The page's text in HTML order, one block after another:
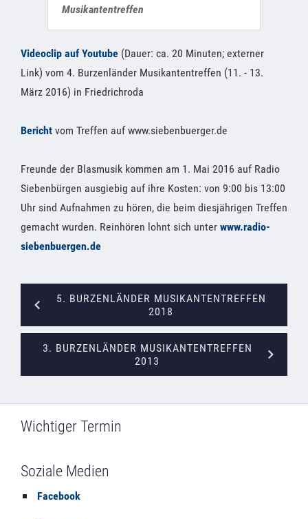
Musikantentreffen
Videoclip auf Youtube (Dauer: ca. 20 Minuten; externer
Link) vom 4. Burzenländer Musikantentreffen (11. - 13.
März 2016) in Friedrichroda
Bericht vom Treffen auf www.siebenbuerger.de
Freunde der Blasmusik kommen am 1. Mai 2016 auf Radio
Siebenbürgen ausgiebig auf ihre Kosten: von 9:00 bis 13:00
Uhr sind Aufnahmen zu hören, die beim diesjährigen Treffen
gemacht wurden. Reinhören lohnt sich unter www.radio-
siebenbuergen.de
5. BURZENLÄNDER MUSIKANTENTREFFEN
2018
3. BURZENLÄNDER MUSIKANTENTREFFEN
2013
Wichtiger Termin
Soziale Medien
Facebook